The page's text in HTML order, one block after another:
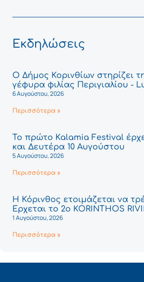
Εκδηλώσεις
Ο Δήμος Κορινθίων στηρίζει
γέφυρα φιλίας Περιγιαλίου -
6 Αυγούστου, 2026
Περισσότερα »
Το πρώτο Kalamia Festival
και Δευτέρα 10 Αυγούστου
5 Αυγούστου, 2026
Περισσότερα »
Η Κόρινθος ετοιμάζεται να
Έρχεται το 2ο KORINTHOS
1 Αυγούστου, 2026
Περισσότερα »